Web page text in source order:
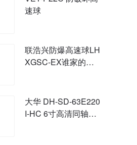
速球
联浩兴防爆高速球LH
XGSC-EX谁家的品
大华 DH-SD-63E220
I-HC 6寸高清同轴高